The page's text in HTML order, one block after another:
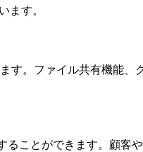
ます。
す。ファイル共有機能
ことができます。顧客